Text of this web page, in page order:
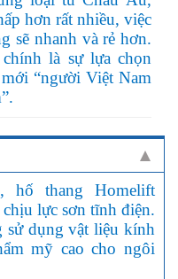
hơn rất nhiều, việc
sẽ nhanh và rẻ hơn.
là sự lựa chọn
“người Việt Nam
hố thang Homelift
lực sơn tĩnh điện.
sử dụng vật liệu kính
mỹ cao cho ngôi